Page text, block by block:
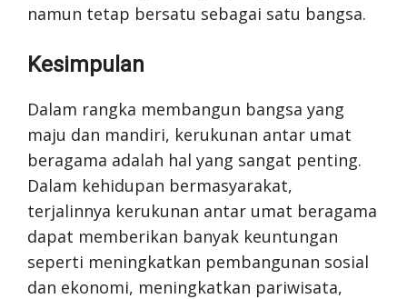
namun tetap bersatu sebagai satu bangsa.
Kesimpulan
Dalam rangka membangun bangsa yang
maju dan mandiri, kerukunan antar umat
beragama adalah hal yang sangat penting.
Dalam kehidupan bermasyarakat,
terjalinnya kerukunan antar umat beragama
dapat memberikan banyak keuntungan
seperti meningkatkan pembangunan sosial
dan ekonomi, meningkatkan pariwisata,